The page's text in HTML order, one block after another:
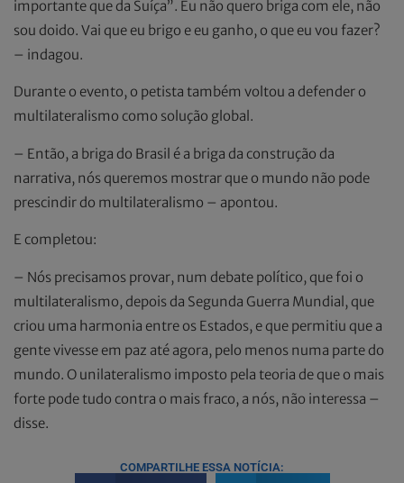
importante que da Suíça”. Eu não quero briga com ele, não
sou doido. Vai que eu brigo e eu ganho, o que eu vou fazer?
– indagou.
Durante o evento, o petista também voltou a defender o
multilateralismo como solução global.
– Então, a briga do Brasil é a briga da construção da
narrativa, nós queremos mostrar que o mundo não pode
prescindir do multilateralismo – apontou.
E completou:
– Nós precisamos provar, num debate político, que foi o
multilateralismo, depois da Segunda Guerra Mundial, que
criou uma harmonia entre os Estados, e que permitiu que a
gente vivesse em paz até agora, pelo menos numa parte do
mundo. O unilateralismo imposto pela teoria de que o mais
forte pode tudo contra o mais fraco, a nós, não interessa –
disse.
COMPARTILHE ESSA NOTÍCIA: